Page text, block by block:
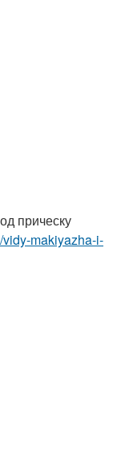
прическу
makiyazha-i-